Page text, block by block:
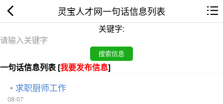
灵宝人才网一句话信息列表
关键字:
一句话信息列表 [我要发布信息]
求职厨师工作
08-07